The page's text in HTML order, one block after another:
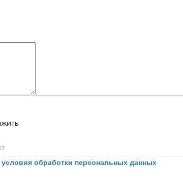
условия обработки персональных данных